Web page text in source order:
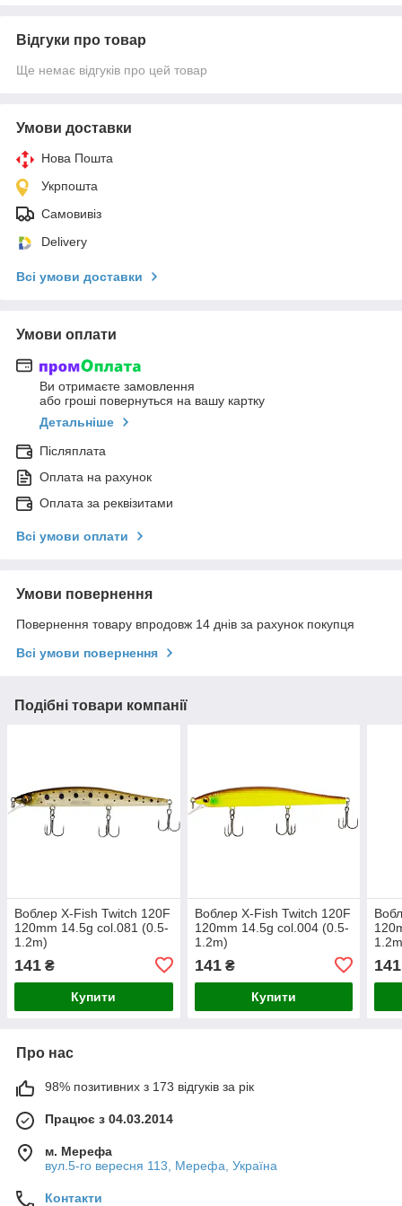
Відгуки про товар
Ще немає відгуків про цей товар
Умови доставки
Нова Пошта
Укрпошта
Самовивіз
Delivery
Всі умови доставки
Умови оплати
Ви отримаєте замовлення
або гроші повернуться на вашу картку
Детальніше
Післяплата
Оплата на рахунок
Оплата за реквізитами
Всі умови оплати
Умови повернення
Повернення товару впродовж 14 днів за рахунок покупця
Всі умови повернення
Подібні товари компанії
Воблер X-Fish Twitch 120F
120mm 14.5g col.081 (0.5-
1.2m)
141 ₴
Купити
Воблер X-Fish Twitch 120F
120mm 14.5g col.004 (0.5-
1.2m)
141₴
Купити
141
Про нас
98% позитивних з 173 відгуків за рік
Працює з 04.03.2014
м. Мерефа
вул.5-го вересня 113, Мерефа, Україна
Контакти